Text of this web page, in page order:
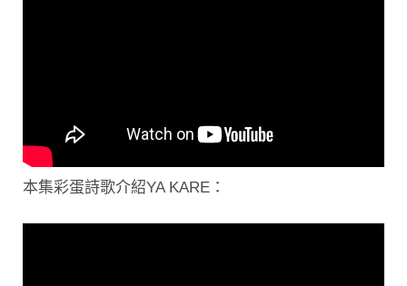
本集彩蛋詩歌介紹YA KARE：